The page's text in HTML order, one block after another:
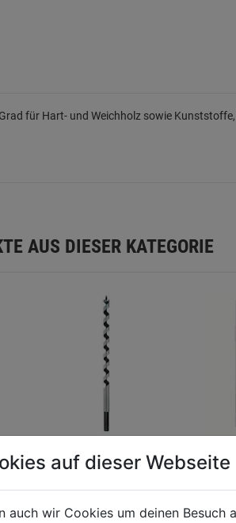
für Hart- und Weichholz sowie
AUS DIESER KATEGORIE
Schlangenbohrer
Form Lewis
235x160mm SB
auf dieser Webseite
auch wir Cookies um deinen Besuch